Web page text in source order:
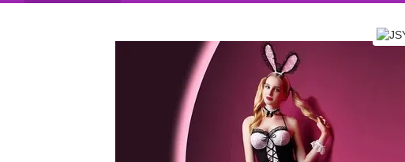
Контакты